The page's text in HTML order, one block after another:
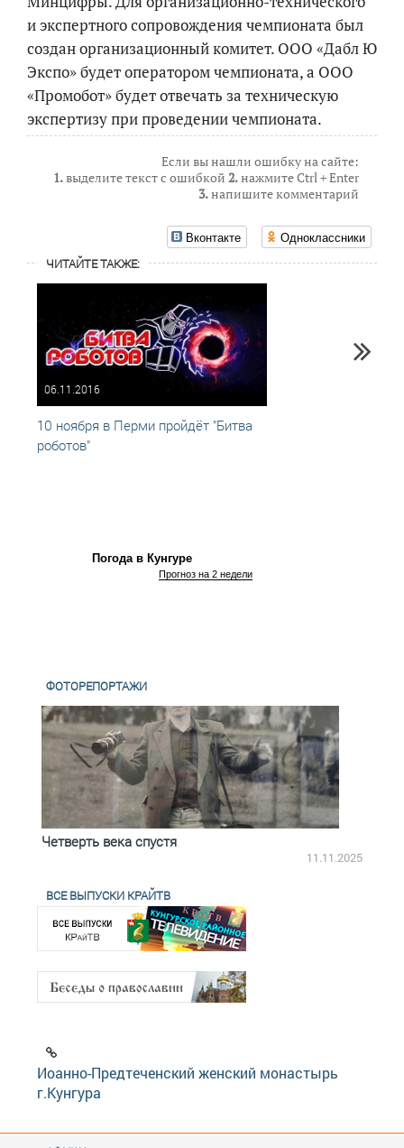
и экспертного сопровождения чемпионата был
создан организационный комитет. ООО «Дабл Ю
Экспо» будет оператором чемпионата, а ООО
«Промобот» будет отвечать за техническую
экспертизу при проведении чемпионата.
Если вы нашли ошибку на сайте:
1.выделите текст с ошибкой 2.нажмите Ctrl + Enter
3.напишите комментарий
Вконтакте Одноклассники
ЧИТАЙТЕ ТАКЖЕ:
06.11.2016
10 ноября в Перми пройдёт "Битва
роботов"
Погода в Кунгуре
Прогноз на 2 недели
ФОТОРЕПОРТАЖИ
Четверть века спустя
11.11.2025
ВСЕ ВЫПУСКИ КРАЙТВ
Иоанно-Предтеченский женский монастырь
г.Кунгура